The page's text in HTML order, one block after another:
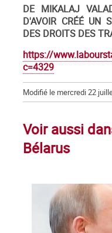
DE MIKALAJ
D'AVOIR CRÉÉ UN
DES DROITS DES
https://
c=4329
Modifié le mercredi 22
Voir aussi
Bélarus